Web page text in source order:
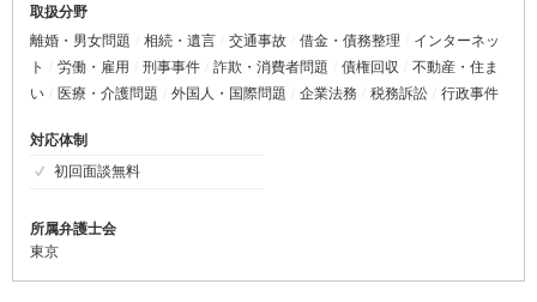
取扱分野
離婚・男女問題
相続・遺言 交通事故 借金・債務整理
インターネッ
ト
労働・雇用 刑事事件 詐欺・消費者問題 債権回収
不動産・住ま
い
医療・介護問題 外国人・国際問題 企業法務 税務訴訟 行政事件
対応体制
初回面談無料
所属弁護士会
東京